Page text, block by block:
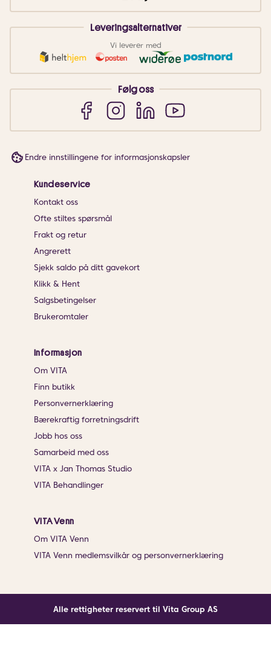
Leveringsalternativer
Vi leverer med
Følg oss
Endre innstillingene for informasjonskapsler
Kundeservice
Kontakt oss
Ofte stiltes spørsmål
Frakt og retur
Angrerett
Sjekk saldo på ditt gavekort
Klikk & Hent
Salgsbetingelser
Brukeromtaler
Informasjon
Om VITA
Finn butikk
Personvernerklæring
Bærekraftig forretningsdrift
Jobb hos oss
Samarbeid med oss
VITA x Jan Thomas Studio
VITA Behandlinger
VITA Venn
Om VITA Venn
VITA Venn medlemsvilkår og personvernerklæring
Alle rettigheter reservert til Vita Group AS